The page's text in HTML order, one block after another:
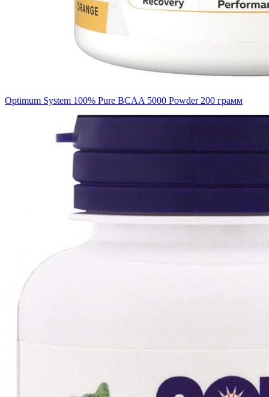
Optimum System 100% Pure BCAA 5000 Powder 200 грамм